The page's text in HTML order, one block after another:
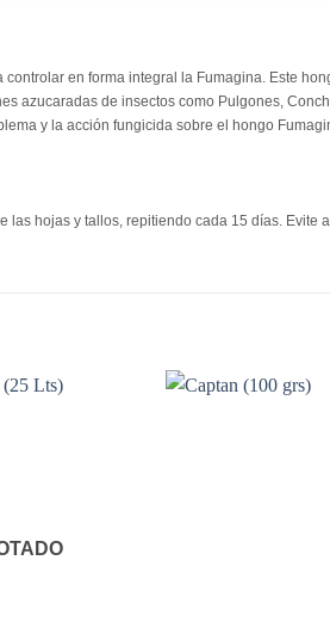
en forma integral la Fumagina. Este
azucaradas de insectos como Pulgones,
y la acción fungicida sobre el hongo
las hojas y tallos, repitiendo cada 15 días.